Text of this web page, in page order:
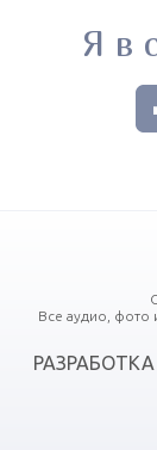
Я в
Все аудио, фото
РАЗРАБОТКА